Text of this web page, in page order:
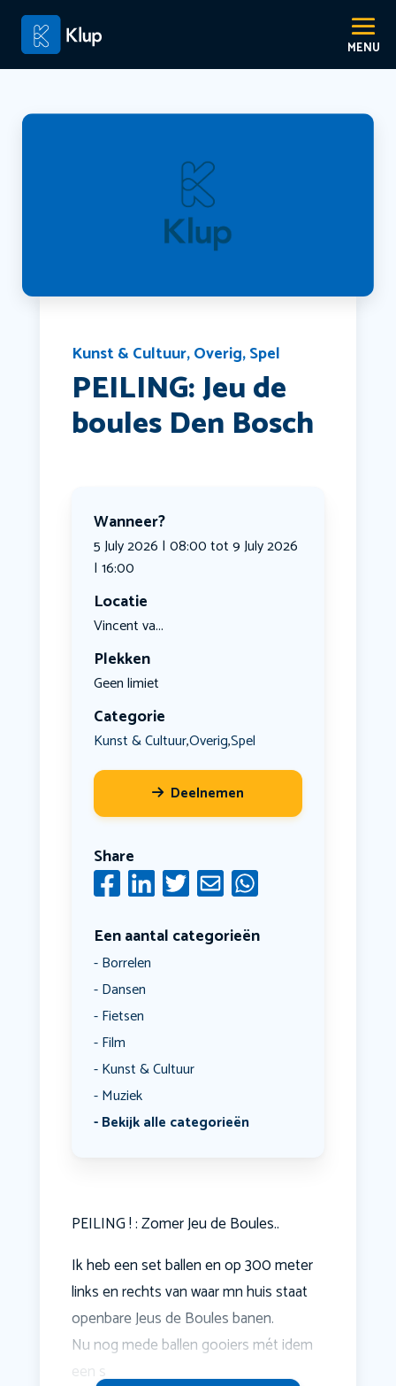
Kunst & Cultuur,Overig,Spel
PEILING: Jeu de
boules Den Bosch
Wanneer?
5 July 2026 | 08:00 tot 9 July 2026
| 16:00
Locatie
Vincent va...
Plekken
Geen limiet
Categorie
Kunst & Cultuur,Overig,Spel
Deelnemen
Share
Een aantal categorieën
Borrelen
Dansen
Fietsen
Film
Kunst & Cultuur
Muziek
Bekijk alle categorieën
PEILING ! : Zomer Jeu de Boules..
Ik heb een set ballen en op 300 meter
links en rechts van waar mn huis staat
openbare Jeus de Boules banen.
Nu nog mede ballen gooiers mét idem
een s